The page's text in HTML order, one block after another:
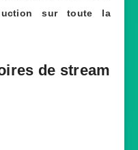
sur toute la
de stream